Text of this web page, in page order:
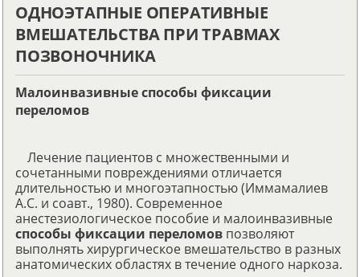
ОДНОЭТАПНЫЕ ОПЕРАТИВНЫЕ
ВМЕШАТЕЛЬСТВА ПРИ ТРАВМАХ
ПОЗВОНОЧНИКА
Малоинвазивные способы фиксации
переломов
Лечение пациентов с множественными и
сочетанными повреждениями отличается
длительностью и многоэтапностью (Иммамалиев
А.С. и соавт., 1980). Современное
анестезиологическое пособие и малоинвазивные
способы фиксации переломов позволяют
выполнять хирургическое вмешательство в разных
анатомических областях в течение одного наркоза.